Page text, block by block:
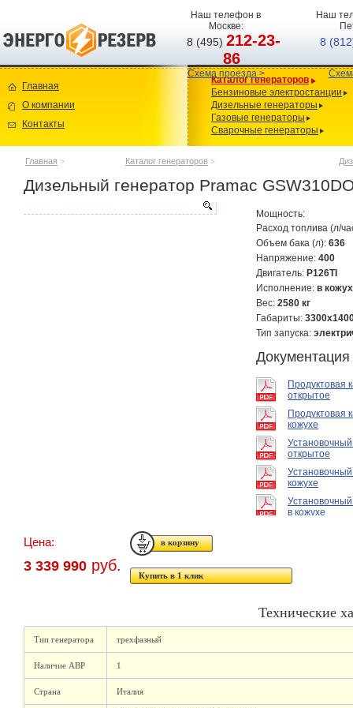
Наш телефон в
Москве:
8 (495)212-23-
86
Схема проезда >
Наш
8
Главная
О компании
Контакты
Каталог генераторов
Бензиновые электростанции
Дизельные генераторы
Газовые генераторы
Сварочные генераторы
Главная > Каталог генераторов >
Дизельный генератор Pramac
Мощность:
Расход топлива (л/
Объем бака (л): 636
Напряжение: 400
Двигатель: P126TI
Исполнение: в
Вес: 2580 кг
Габариты:
Тип запуска:
Документация
Продуктовая
открытое
Продуктовая
кожухе
открытое
кожухе
в кожухе
Цена:
3 339 990 руб.
Купить в 1 клик
Технические
Тип генератора трехфазный
Наличие АВР 1
Страна Италия